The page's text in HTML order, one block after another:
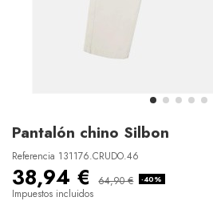
Pantalón chino Silbon
Referencia 131176.CRUDO.46
38,94 € 64,90 € -40%
Impuestos incluidos